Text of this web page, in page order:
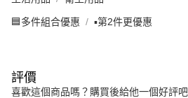
🟦多件組合優惠 ▪️第2件更優惠
評價
喜歡這個商品嗎？購買後給他一個好評吧